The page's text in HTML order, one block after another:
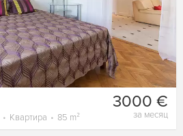
3000 €
за месяц
Квартира 85 m²